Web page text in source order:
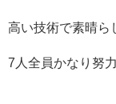
高い技術で素晴ら
7人全員かなり努